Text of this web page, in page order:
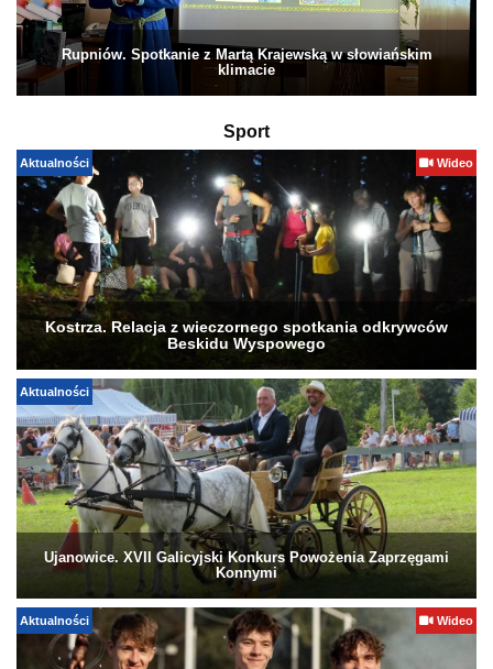
Rupniów. Spotkanie z Martą Krajewską w słowiańskim
klimacie
Sport
Aktualności Wideo
Kostrza. Relacja z wieczornego spotkania odkrywców
Beskidu Wyspowego
Aktualności
Ujanowice. XVII Galicyjski Konkurs Powożenia Zaprzęgami
Konnymi
Aktualności Wideo